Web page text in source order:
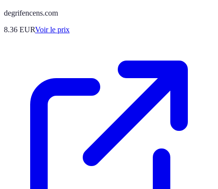
degrifencens.com
8.36 EURVoir le prix